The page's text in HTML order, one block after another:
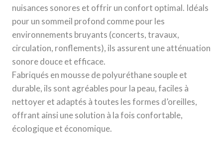
nuisances sonores et offrir un confort optimal. Idéals
pour un sommeil profond comme pour les
environnements bruyants (concerts, travaux,
circulation, ronflements), ils assurent une atténuation
sonore douce et efficace.
Fabriqués en mousse de polyuréthane souple et
durable, ils sont agréables pour la peau, faciles à
nettoyer et adaptés à toutes les formes d’oreilles,
offrant ainsi une solution à la fois confortable,
écologique et économique.